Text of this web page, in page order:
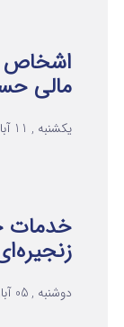
اشخاص
مالی
یکشنبه , 11 آبان 1404
خدمات
دوشنبه , 05 آبان 1404